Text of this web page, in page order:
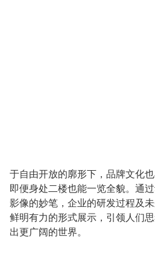
于自由开放的廓形下，品牌文化
即便身处二楼也能一览全貌。通
影像的妙笔，企业的研发过程及
鲜明有力的形式展示，引领人们
出更广阔的世界。